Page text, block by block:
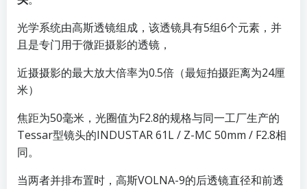
光学系统由高斯透镜组成，该透镜具有5组6个元素，并
且是专门用于微距摄影的透镜，
近摄摄影的最大放大倍率为0.5倍（最短拍摄距离为24厘
米）
焦距为50毫米，光圈值为F2.8的规格与同一工厂生产的
Tessar型镜头的INDUSTAR 61L / Z-MC 50mm / F2.8相
同。
当两者并排布置时，高斯VOLNA-9的后透镜直径和前透